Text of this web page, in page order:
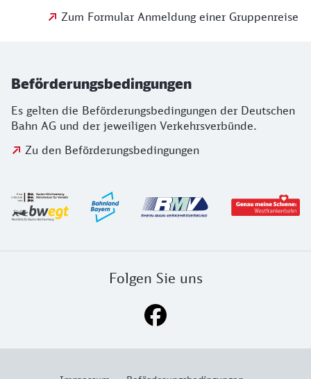
Zum Formular Anmeldung einer Gruppenreise
Beförderungsbedingungen
Es gelten die Beförderungsbedingungen der Deutschen
Bahn AG und der jeweiligen Verkehrsverbünde.
Zu den Beförderungsbedingungen
Logos der Aufgabenträger und
Folgen Sie uns